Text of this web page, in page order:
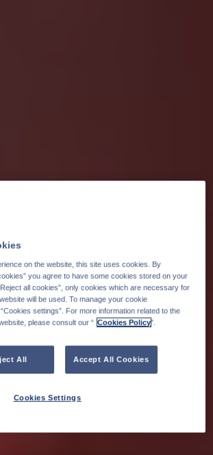
on the website, this site uses cookies. By
you agree to have some cookies stored on your
all cookies”, only cookies which are necessary for
will be used. To manage your cookie
settings”. For more information related to the
please consult our “ Cookies Policy".
All Accept All Cookies
Cookies Settings